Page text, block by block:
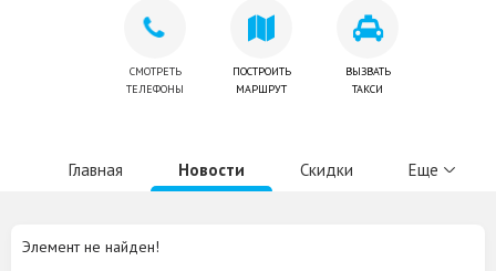
СМОТРЕТЬ
ТЕЛЕФОНЫ
ПОСТРОИТЬ
МАРШРУТ
ВЫЗВАТЬ
ТАКСИ
Главная Новости Скидки Еще
Элемент не найден!